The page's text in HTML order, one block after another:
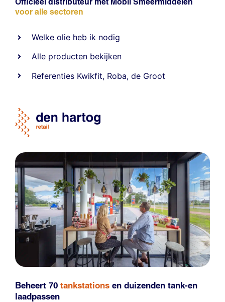
voor alle sectoren
Welke olie heb ik nodig
Alle producten bekijken
Referenties Kwikfit, Roba,de Groot
Beheert 70 tankstations en duizenden tank-en
laadpassen